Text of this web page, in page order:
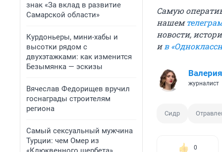
знак «За вклад в развитие
Самарской области»
Курдоньеры, мини-хабы и
высотки рядом с
двухэтажками: как изменится
Безымянка — эскизы
Вячеслав Федорищев вручил
госнаграды строителям
региона
Самый сексуальный мужчина
Турции: чем Омер из
Самую
нашем
новости,
и в
журналист
Сидр
0